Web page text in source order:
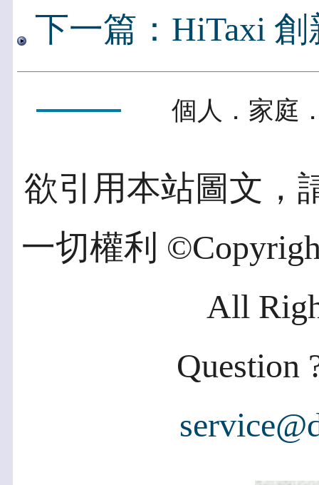
下一篇：HiTaxi
個人．家庭
欲引用本站圖文，
一切權利
All
Question